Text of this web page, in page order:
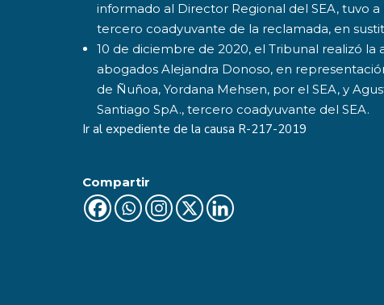
informado al Director Regional del SEA, tuvo
tercero coadyuvante de la reclamada, en
10 de diciembre de 2020, el Tribunal realizó la
abogados Alejandra Donoso, en
de Ñuñoa, Yordana Mehsen, por el SEA, y
Santiago SpA., tercero coadyuvante del SEA.
Ir al expediente de la causa R-217-2019
Compartir